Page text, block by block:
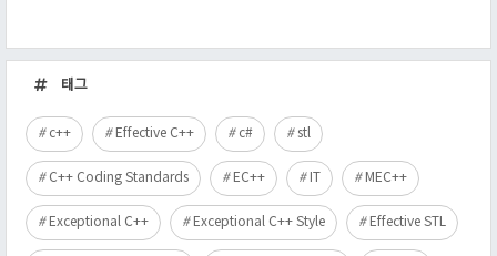
근
글
태그
c++ Effective C++ c# stl
C++ Coding Standards EC++ IT MEC++
Exceptional C++ Exceptional C++ Style Effective STL